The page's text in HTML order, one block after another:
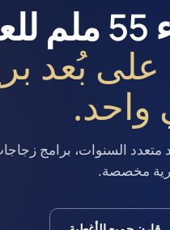
جاهز لتحديد غطاء
بُعد
واحد.
متعدد السنوات، برامج
مخصصة.